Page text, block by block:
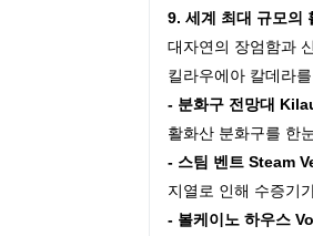
9. 세계 최대 규모의
대자연의 장엄함과
킬라우에아 칼데라
- 분화구 전망대
활화산 분화구를 한
- 스팀 벤트 Steam
지열로 인해 수증기
- 볼케이노 하우스